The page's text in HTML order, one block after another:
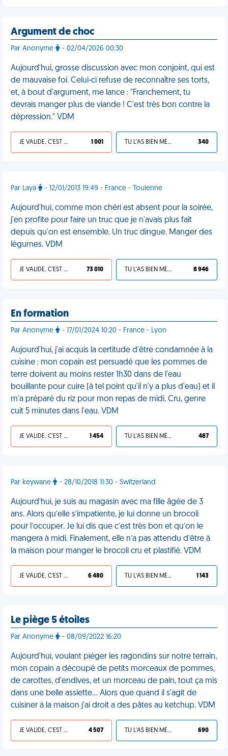
Argument de choc
Par Anonyme - 02/04/2026 00:30
Aujourd'hui, grosse discussion avec mon conjoint, qui est
de mauvaise foi. Celui-ci refuse de reconnaître ses torts,
et, à bout d'argument, me lance : "Franchement, tu
devrais manger plus de viande ! C'est très bon contre la
dépression." VDM
JE VALIDE, C'EST UNE VDM 1 001 TU L'AS BIEN MÉRITÉ 340
Par Laya - 12/01/2013 19:49 - France - Toulenne
Aujourd'hui, comme mon chéri est absent pour la soirée,
j'en profite pour faire un truc que je n'avais plus fait
depuis qu'on est ensemble. Un truc dingue. Manger des
légumes. VDM
JE VALIDE, C'EST UNE VDM 73 010 TU L'AS BIEN MÉRITÉ 8 946
En formation
Par Anonyme - 17/01/2024 10:20 - France - Lyon
Aujourd'hui, j'ai acquis la certitude d'être condamnée à la
cuisine : mon copain est persuadé que les pommes de
terre doivent au moins rester 1h30 dans de l'eau
bouillante pour cuire (à tel point qu'il n'y a plus d'eau) et il
m'a préparé du riz pour mon repas de midi. Cru, genre
cuit 5 minutes dans l'eau. VDM
JE VALIDE, C'EST UNE VDM 1 454 TU L'AS BIEN MÉRITÉ 487
Par keywane - 28/10/2018 11:30 - Switzerland
Aujourd’hui, je suis au magasin avec ma fille âgée de 3
ans. Alors qu’elle s’impatiente, je lui donne un brocoli
pour l’occuper. Je lui dis que c’est très bon et qu’on le
mangera à midi. Finalement, elle n’a pas attendu d’être à
la maison pour manger le brocoli cru et plastifié. VDM
JE VALIDE, C'EST UNE VDM 6 480 TU L'AS BIEN MÉRITÉ 1 143
Le piège 5 étoiles
Par Anonyme - 08/09/2022 16:20
Aujourd'hui, voulant piéger les ragondins sur notre terrain,
mon copain a découpé de petits morceaux de pommes,
de carottes, d'endives, et un morceau de pain, tout ça mis
dans une belle assiette… Alors que quand il s'agit de
cuisiner à la maison j'ai droit a des pâtes au ketchup. VDM
JE VALIDE, C'EST UNE VDM 4 507 TU L'AS BIEN MÉRITÉ 690